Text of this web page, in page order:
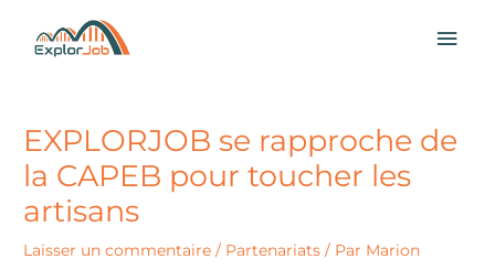
contenu
EXPLORJOB se rapproche de
la CAPEB pour toucher les
artisans
Laisser un commentaire / Partenariats / Par Marion